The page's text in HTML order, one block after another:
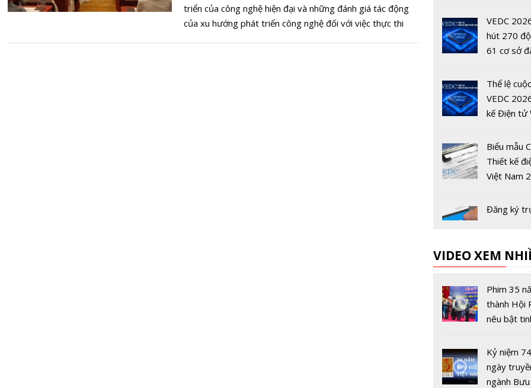
triển của công nghệ hiện đại và những đánh giá tác động
của xu hướng phát triển công nghệ đối với việc thực thi
VEDC
hút 270
61 cơ sở
viên tham
Thể lệ
VEDC
kế Điện tử
Biểu mẫu
Thiết kế
Việt Nam
Đăng ký
tuyến Cuộc
Việt Nam
Tổ chức
"Thiết kế
Việt Nam"
2026
VIDEO XEM
Phim 35
thành Hội
nêu bật
sáng tạo
những
Vô tuyến -
Kỷ niệm
ngày
ngành